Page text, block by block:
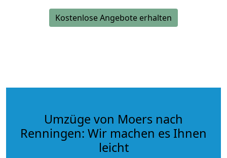
Kostenlose Angebote erhalten
Umzüge von Moers nach
Renningen: Wir machen es Ihnen
leicht